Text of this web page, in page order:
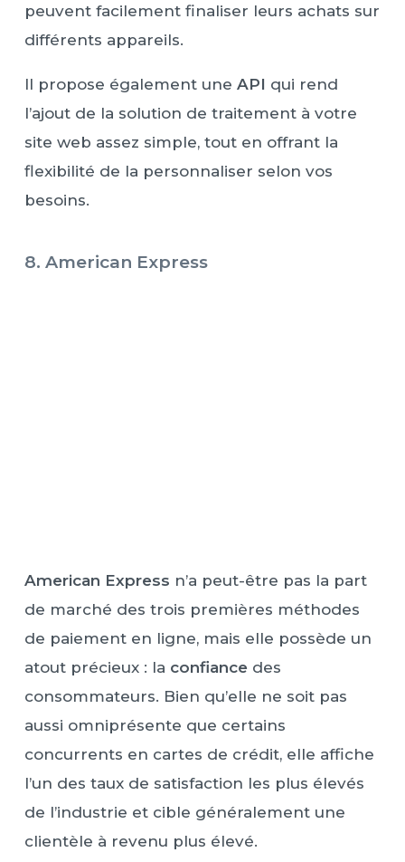
peuvent facilement finaliser leurs achats sur
différents appareils.
Il propose également une API qui rend
l’ajout de la solution de traitement à votre
site web assez simple, tout en offrant la
flexibilité de la personnaliser selon vos
besoins.
8. American Express
American Express n’a peut-être pas la part
de marché des trois premières méthodes
de paiement en ligne, mais elle possède un
atout précieux : la confiance des
consommateurs. Bien qu’elle ne soit pas
aussi omniprésente que certains
concurrents en cartes de crédit, elle affiche
l’un des taux de satisfaction les plus élevés
de l’industrie et cible généralement une
clientèle à revenu plus élevé.